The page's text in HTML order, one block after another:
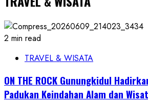
2 min read
TRAVEL & WISATA
ON THE ROCK Gunungkidul
Padukan Keindahan Alam dan